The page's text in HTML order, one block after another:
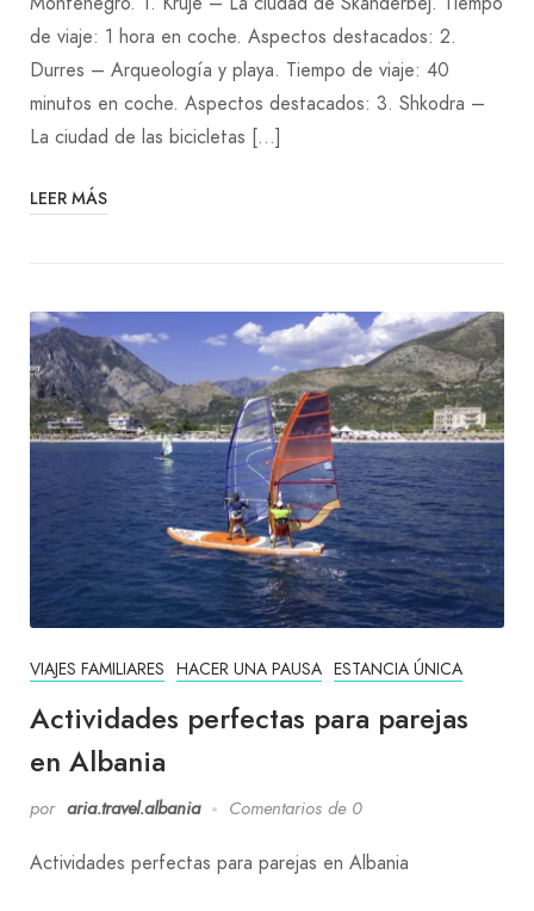
de viaje: 1 hora en coche. Aspectos destacados: 2.
Durres – Arqueología y playa. Tiempo de viaje: 40
minutos en coche. Aspectos destacados: 3. Shkodra –
La ciudad de las bicicletas […]
LEER MÁS
VIAJES FAMILIARES HACER UNA PAUSA ESTANCIA ÚNICA
Actividades perfectas para parejas
en Albania
por aria.travel.albania Comentarios de 0
Actividades perfectas para parejas en Albania